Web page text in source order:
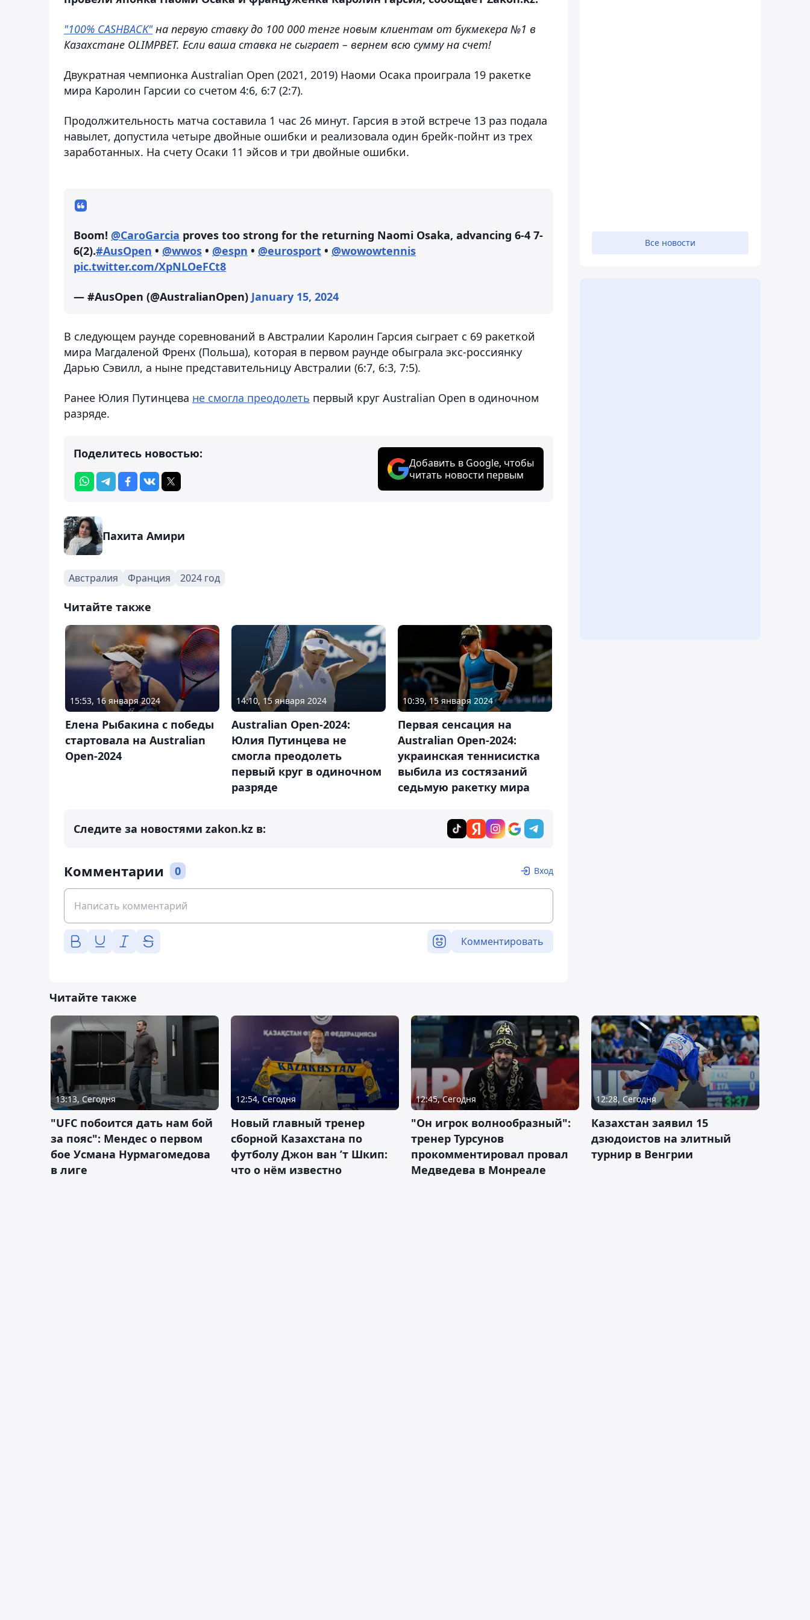
"100% CASHBACK"на первую ставку до 100 000 тенге новым клиентам от букмекера №1 в
Казахстане OLIMPBET. Если ваша ставка не сыграет – вернем всю сумму на счет!
Двукратная чемпионка Australian Open (2021, 2019) Наоми Осака проиграла 19 ракетке
мира Каролин Гарсии со счетом 4:6, 6:7 (2:7).
Продолжительность матча составила 1 час 26 минут. Гарсия в этой встрече 13 раз подала
навылет, допустила четыре двойные ошибки и реализовала один брейк-пойнт из трех
заработанных. На счету Осаки 11 эйсов и три двойные ошибки.
Boom! @CaroGarcia proves too strong for the returning Naomi Osaka, advancing 6-4 7-
6(2).#AusOpen • @wwos • @espn • @eurosport • @wowowtennis
pic.twitter.com/XpNLOeFCt8
— #AusOpen (@AustralianOpen) January 15, 2024
В следующем раунде соревнований в Австралии Каролин Гарсия сыграет с 69 ракеткой
мира Магдаленой Френх (Польша), которая в первом раунде обыграла экс-россиянку
Дарью Сэвилл, а ныне представительницу Австралии (6:7, 6:3, 7:5).
Ранее Юлия Путинцева не смогла преодолеть первый круг Australian Open в одиночном
разряде.
Поделитесь новостью:
Добавить в Google, чтобы
читать новости первым
Пахита Амири
Австралия Франция 2024 год
Читайте также
15:53, 16 января 2024
Елена Рыбакина с победы
стартовала на Australian
Open-2024
14:10, 15 января 2024
Australian Open-2024:
Юлия Путинцева не
смогла преодолеть
первый круг в одиночном
разряде
10:39, 15 января 2024
Первая сенсация на
Australian Open-2024:
украинская теннисистка
выбила из состязаний
седьмую ракетку мира
Следите за новостями zakon.kz в:
Комментарии 0 Вход
Комментировать
Все новости
Читайте также
13:13, Сегодня
"UFC побоится дать нам бой
за пояс": Мендес о первом
бое Усмана Нурмагомедова
в лиге
12:54, Сегодня
Новый главный тренер
сборной Казахстана по
футболу Джон ван ’т Шкип:
что о нём известно
12:45, Сегодня
"Он игрок волнообразный":
тренер Турсунов
прокомментировал провал
Медведева в Монреале
12:28, Сегодня
Казахстан заявил 15
дзюдоистов на элитный
турнир в Венгрии